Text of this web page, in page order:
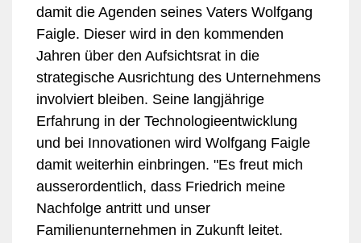
damit die Agenden seines Vaters Wolfgang
Faigle. Dieser wird in den kommenden
Jahren über den Aufsichtsrat in die
strategische Ausrichtung des Unternehmens
involviert bleiben. Seine langjährige
Erfahrung in der Technologieentwicklung
und bei Innovationen wird Wolfgang Faigle
damit weiterhin einbringen. "Es freut mich
ausserordentlich, dass Friedrich meine
Nachfolge antritt und unser
Familienunternehmen in Zukunft leitet.